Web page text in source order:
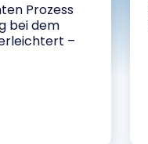
Prozess
bei dem
–